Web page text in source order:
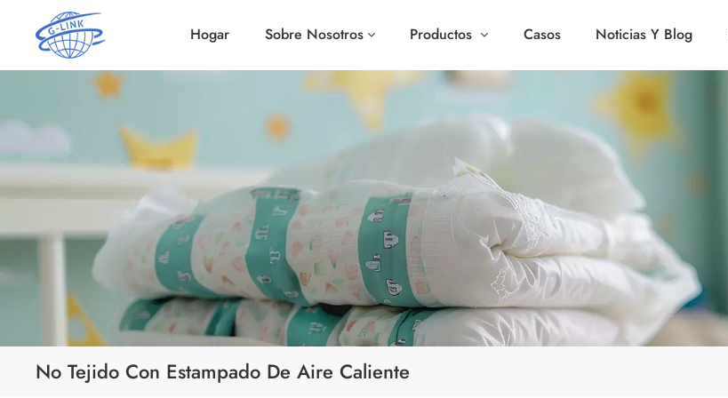
Hogar Sobre Nosotros Productos Casos Noticias Y Blog
No Tejido Con Estampado De Aire Caliente